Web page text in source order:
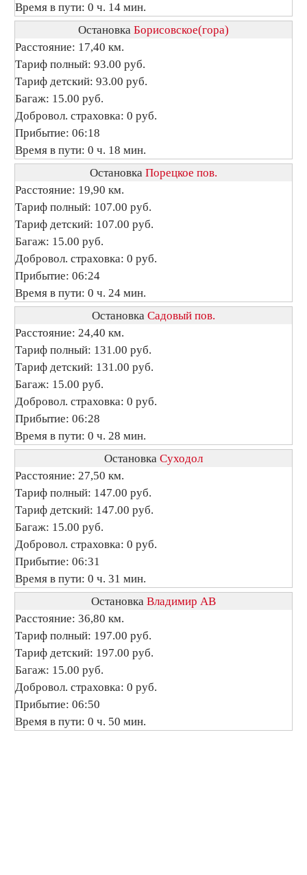
Время в пути: 0 ч. 14 мин.
Остановка Борисовское(гора)
Расстояние: 17,40 км.
Тариф полный: 93.00 руб.
Тариф детский: 93.00 руб.
Багаж: 15.00 руб.
Добровол. страховка: 0 руб.
Прибытие: 06:18
Время в пути: 0 ч. 18 мин.
Остановка Порецкое пов.
Расстояние: 19,90 км.
Тариф полный: 107.00 руб.
Тариф детский: 107.00 руб.
Багаж: 15.00 руб.
Добровол. страховка: 0 руб.
Прибытие: 06:24
Время в пути: 0 ч. 24 мин.
Остановка Садовый пов.
Расстояние: 24,40 км.
Тариф полный: 131.00 руб.
Тариф детский: 131.00 руб.
Багаж: 15.00 руб.
Добровол. страховка: 0 руб.
Прибытие: 06:28
Время в пути: 0 ч. 28 мин.
Остановка Суходол
Расстояние: 27,50 км.
Тариф полный: 147.00 руб.
Тариф детский: 147.00 руб.
Багаж: 15.00 руб.
Добровол. страховка: 0 руб.
Прибытие: 06:31
Время в пути: 0 ч. 31 мин.
Остановка Владимир АВ
Расстояние: 36,80 км.
Тариф полный: 197.00 руб.
Тариф детский: 197.00 руб.
Багаж: 15.00 руб.
Добровол. страховка: 0 руб.
Прибытие: 06:50
Время в пути: 0 ч. 50 мин.